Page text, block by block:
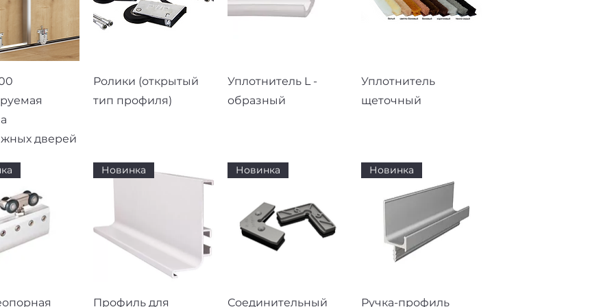
просмотр
дверей
Быстрый просмотр
Ролики (открытый
тип профиля)
Быстрый просмотр
Уплотнитель L -
образный
Быстрый просмотр
Уплотнитель
щеточный
просмотр Быстрый просмотр
Новинка
Профиль для Быстрый просмотр
Новинка
Соединительный Быстрый просмотр
Новинка
Ручка-профиль